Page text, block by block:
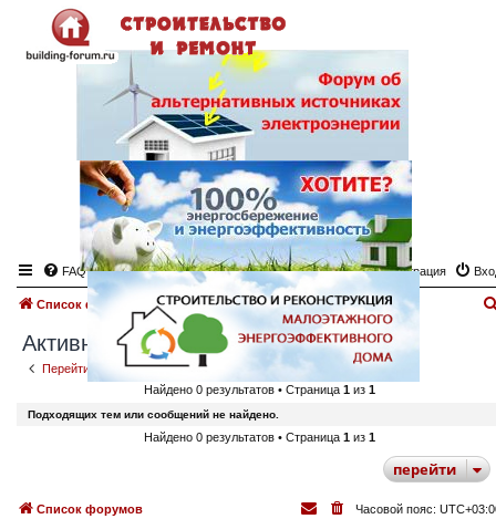
FAQ Регистрация
Список форумов Поиск Активные темы
Активные темы
Перейти к расширенному поиску
Найдено 0 результатов • Страница 1из 1
Подходящих тем или сообщений не найдено.
Найдено 0 результатов • Страница 1из 1
перейти
Список форумов Часовой пояс: